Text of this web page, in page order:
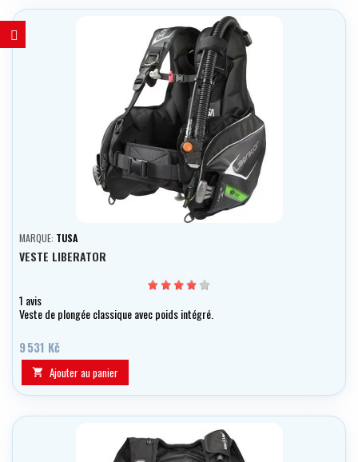
MARQUE: TUSA
VESTE LIBERATOR
1 avis
Veste de plongée classique avec poids intégré.
9 531 Kč
 Ajouter au panier